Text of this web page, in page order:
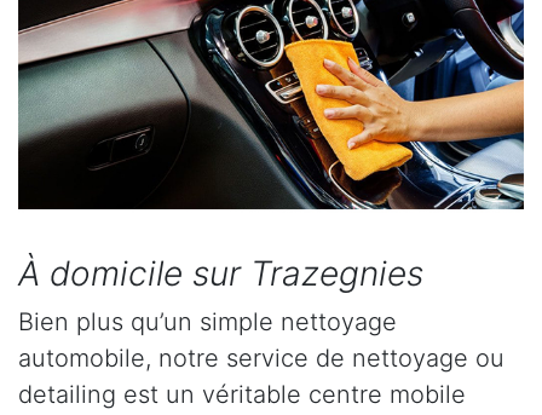
À domicile sur Trazegnies
Bien plus qu’un simple nettoyage
automobile, notre service de nettoyage ou
detailing est un véritable centre mobile